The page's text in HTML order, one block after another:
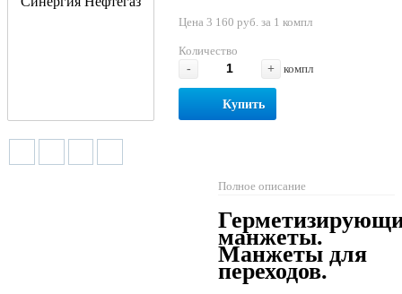
Цена 3 160 руб. за 1 компл
Количество
-
+ компл
Купить
Полное описание
манжеты.
Манжеты для
переходов.